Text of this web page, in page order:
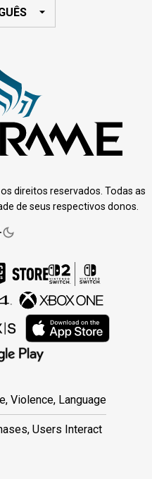
direitos reservados. Todas as
de seus respectivos donos.
Violence, Language
Users Interact